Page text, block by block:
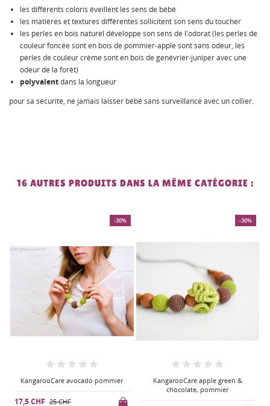
les différents coloris éveillent les sens de bébé
les matières et textures différentes sollicitent son sens du toucher
les perles en bois naturel développe son sens de l'odorat (les perles de
couleur foncée sont en bois de pommier-apple sont sans odeur, les
perles de couleur crème sont en bois de genévrier-juniper avec une
odeur de la forêt)
polyvalentdans la longueur
pour sa sécurité, ne jamais laisser bébé sans surveillance avec un collier.
16 AUTRES PRODUITS DANS LA MÊME CATÉGORIE :
-30%
KangarooCare apple green &
-30%
KangarooCare purple & greys,
genévrier